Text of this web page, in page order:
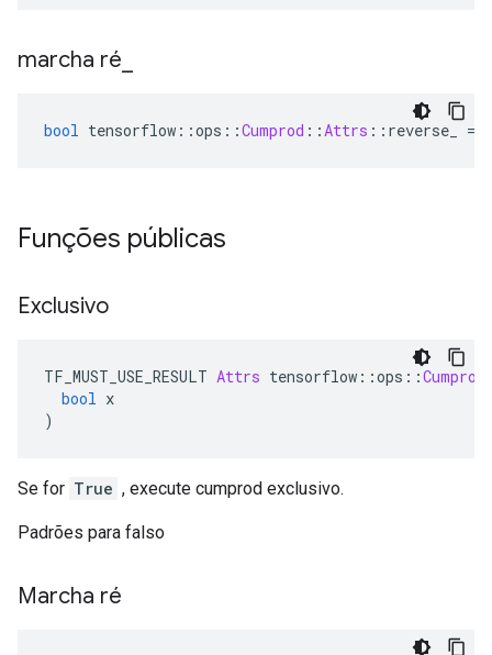
marcha ré
bool tensorflow ::ops ::Cumprod ::Attrs :: reverse_ =
Funções públicas
Exclusivo
TF_MUST_USE_RESULT Attrs tensorflow ::ops ::Cumprod
bool x
)
Se for True , execute cumprod exclusivo.
Padrões para falso
Marcha ré